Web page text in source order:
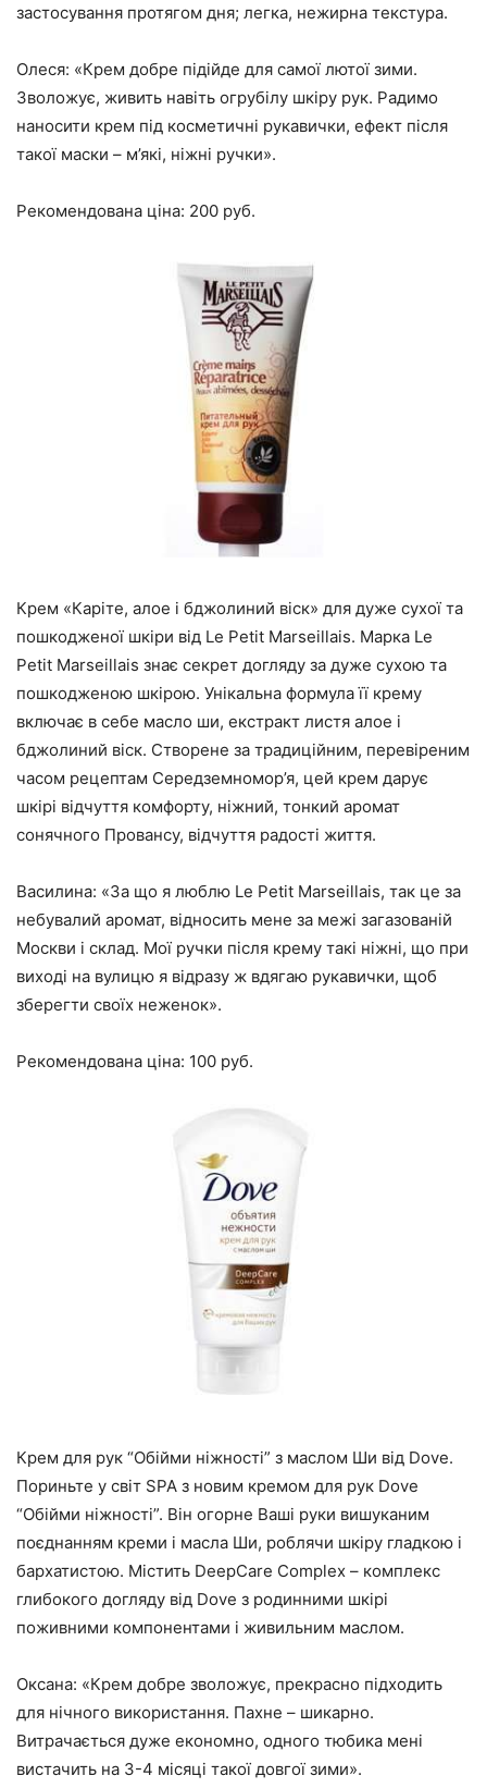
застосування протягом дня; легка, нежирна текстура.
Олеся: «Крем добре підійде для самої лютої зими.
Зволожує, живить навіть огрубілу шкіру рук. Радимо
наносити крем під косметичні рукавички, ефект після
такої маски – м’які, ніжні ручки».
Рекомендована ціна: 200 руб.
Крем «Каріте, алое і бджолиний віск» для дуже сухої та
пошкодженої шкіри від Le Petit Marseillais. Марка Le
Petit Marseillais знає секрет догляду за дуже сухою та
пошкодженою шкірою. Унікальна формула її крему
включає в себе масло ши, екстракт листя алое і
бджолиний віск. Створене за традиційним, перевіреним
часом рецептам Середземномор’я, цей крем дарує
шкірі відчуття комфорту, ніжний, тонкий аромат
сонячного Провансу, відчуття радості життя.
Василина: «За що я люблю Le Petit Marseillais, так це за
небувалий аромат, відносить мене за межі загазованій
Москви і склад. Мої ручки після крему такі ніжні, що при
виході на вулицю я відразу ж вдягаю рукавички, щоб
зберегти своїх неженок».
Рекомендована ціна: 100 руб.
Крем для рук “Обійми ніжності” з маслом Ши від Dove.
Пориньте у світ SPA з новим кремом для рук Dove
“Обійми ніжності”. Він огорне Ваші руки вишуканим
поєднанням креми і масла Ши, роблячи шкіру гладкою і
бархатистою. Містить DeepCare Complex – комплекс
глибокого догляду від Dove з родинними шкірі
поживними компонентами і живильним маслом.
Оксана: «Крем добре зволожує, прекрасно підходить
для нічного використання. Пахне – шикарно.
Витрачається дуже економно, одного тюбика мені
вистачить на 3-4 місяці такої довгої зими».